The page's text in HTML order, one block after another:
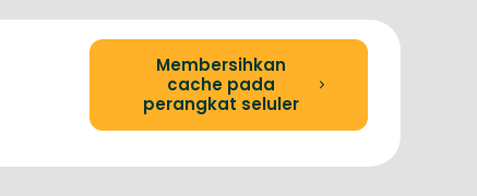
Membersihkan
cache pada
perangkat seluler